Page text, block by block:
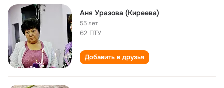
Аня Уразова (Киреева)
55 лет
62 ПТУ
Добавить в друзья